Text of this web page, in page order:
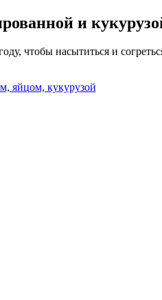
и
чтобы насытиться и
яйцом, кукурузой